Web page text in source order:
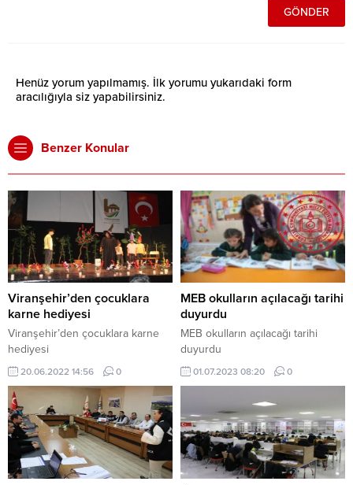
Henüz yorum yapılmamış. İlk yorumu yukarıdaki form
aracılığıyla siz yapabilirsiniz.
Benzer Konular
Viranşehir’den çocuklara
karne hediyesi
Viranşehir’den çocuklara karne
hediyesi
20.06.2022 14:56 0
MEB okulların açılacağı tarihi
duyurdu
MEB okulların açılacağı tarihi
duyurdu
01.07.2023 08:20 0